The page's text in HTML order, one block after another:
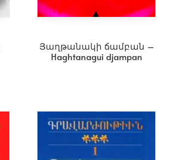
Յաղթանակի ճամբան –
Haghtanagui djampan